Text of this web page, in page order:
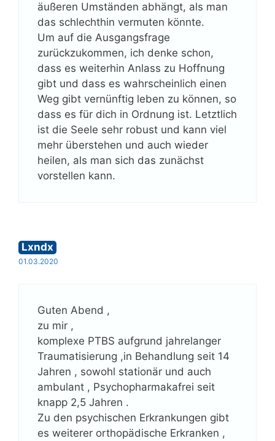
äußeren Umständen abhängt, als man
das schlechthin vermuten könnte.
Um auf die Ausgangsfrage
zurückzukommen, ich denke schon,
dass es weiterhin Anlass zu Hoffnung
gibt und dass es wahrscheinlich einen
Weg gibt vernünftig leben zu können, so
dass es für dich in Ordnung ist. Letztlich
ist die Seele sehr robust und kann viel
mehr überstehen und auch wieder
heilen, als man sich das zunächst
vorstellen kann.
Lxndx
01.03.2020
Guten Abend ,
zu mir ,
komplexe PTBS aufgrund jahrelanger
Traumatisierung ,in Behandlung seit 14
Jahren , sowohl stationär und auch
ambulant , Psychopharmakafrei seit
knapp 2,5 Jahren .
Zu den psychischen Erkrankungen gibt
es weiterer orthopädische Erkranken ,